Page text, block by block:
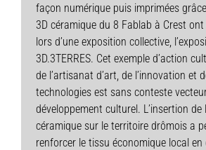
façon numérique puis imprimées
3D céramique du 8 Fablab à Crest
lors d’une exposition collective,
3D.3TERRES. Cet exemple d’action
de l’artisanat d’art, de l’innovation et
technologies est sans conteste
développement culturel. L’insertion de
céramique sur le territoire drômois a
renforcer le tissu économique local